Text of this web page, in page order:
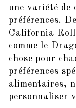
une variété de
préférences.
California
comme le
chose pour
préférences
alimentaires,
personnaliser